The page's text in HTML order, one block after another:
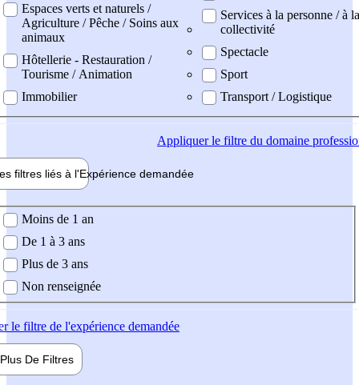
Espaces verts et naturels /
Agriculture / Pêche / Soins aux
animaux
Hôtellerie - Restauration /
Tourisme / Animation
Immobilier
Services à la personne / à la
collectivité
Spectacle
Sport
Transport / Logistique
Appliquerle filtre du domaine
filtres liés à l'Expérience demandée
demandée
Moins de 1 an
De 1 à 3 ans
Plus de 3 ans
Non renseignée
le filtre de l'expérience demandée
Plus De Filtres